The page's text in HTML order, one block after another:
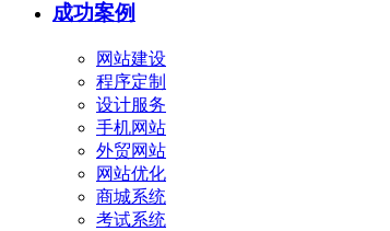
成功案例
网站建设
程序定制
设计服务
手机网站
外贸网站
网站优化
商城系统
考试系统